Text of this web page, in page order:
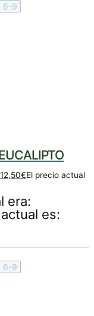
6-9
12,50€El precio actual
era:
es:
6-9